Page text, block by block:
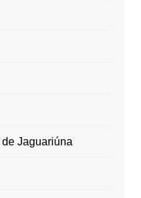
Jaguariúna